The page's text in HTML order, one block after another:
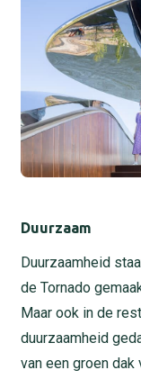
Duurzaam
Duurzaamheid
de Tornado
Maar ook in de
duurzaamheid
van een groen